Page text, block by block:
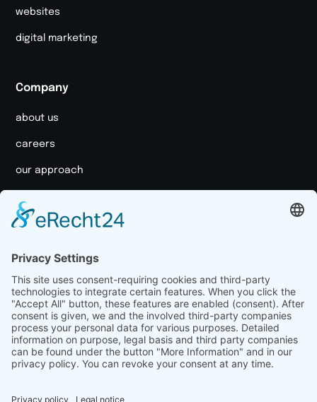
websites
digital marketing
Company
about us
careers
our approach
media kit
case studies
blog
marketing glossary